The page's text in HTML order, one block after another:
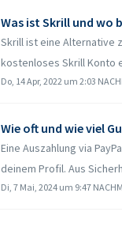
Was ist Skrill und wo
Skrill ist eine Alternative
kostenloses Skrill Konto
Do, 14 Apr, 2022 um 2:03
Wie oft und wie viel
Eine Auszahlung via
deinem Profil. Aus
Di, 7 Mai, 2024 um 9:47